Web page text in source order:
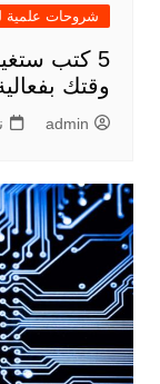
شروحات علمية
5 كتب
وقتك
admin